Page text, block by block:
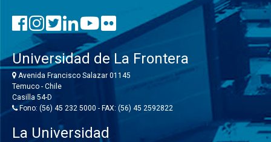
Universidad de La Frontera
Avenida Francisco Salazar 01145
Temuco - Chile
Casilla 54-D
Fono: (56) 45 232 5000 - FAX: (56) 45 2592822
La Universidad